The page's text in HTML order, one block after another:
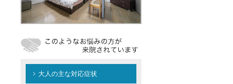
大人の主な対応症状